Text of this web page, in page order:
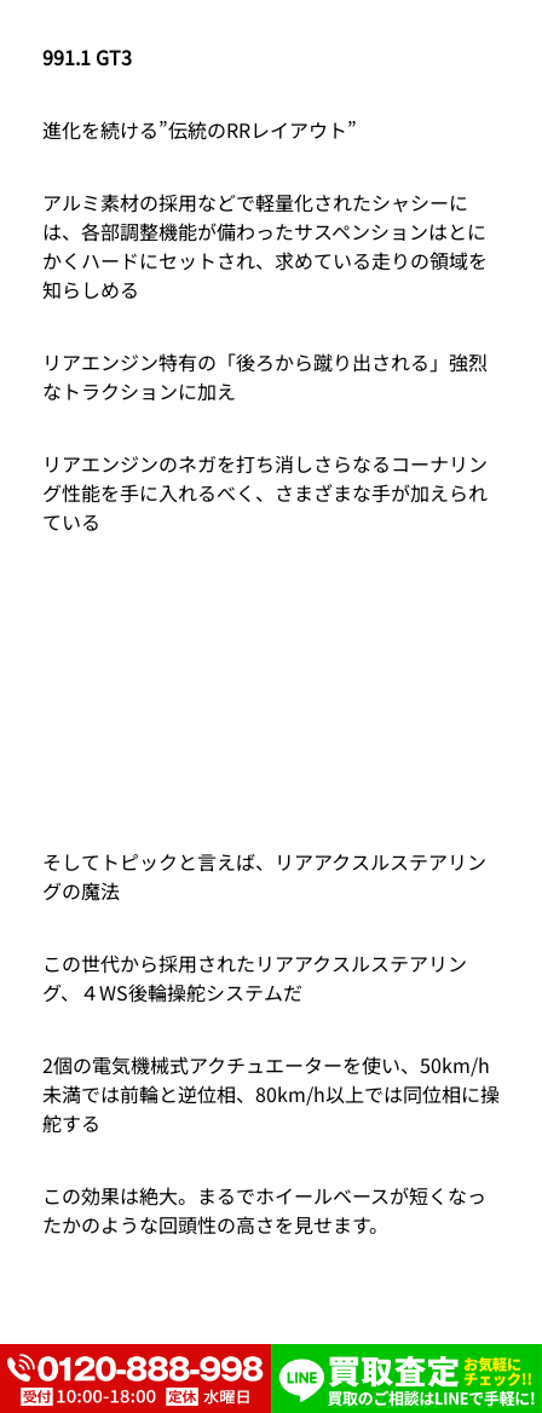
991.1 GT3
進化を続ける”伝統のRRレイアウト”
アルミ素材の採用などで軽量化されたシャシーに
は、各部調整機能が備わったサスペンションはとに
かくハードにセットされ、求めている走りの領域を
知らしめる
リアエンジン特有の「後ろから蹴り出される」強烈
なトラクションに加え
リアエンジンのネガを打ち消しさらなるコーナリン
グ性能を手に入れるべく、さまざまな手が加えられ
ている
そしてトピックと言えば、リアアクスルステアリン
グの魔法
この世代から採用されたリアアクスルステアリン
グ、４WS後輪操舵システムだ
2個の電気機械式アクチュエーターを使い、50km/h
未満では前輪と逆位相、80km/h以上では同位相に操
舵する
この効果は絶大。まるでホイールベースが短くなっ
たかのような回頭性の高さを見せます。